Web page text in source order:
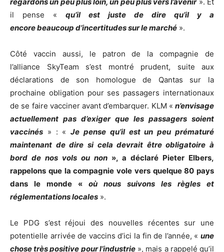
il pense « qu’il est juste de dire qu’il y a
encore beaucoup d’incertitudes sur le marché ».
Côté vaccin aussi, le patron de la compagnie de
l’alliance SkyTeam s’est montré prudent, suite aux
déclarations de son homologue de Qantas sur la
prochaine obligation pour ses passagers internationaux
de se faire vacciner avant d’embarquer. KLM « n’envisage
actuellement pas d’exiger que les passagers soient
vaccinés » : «Je pense qu’il est un peu prématuré
maintenant de dire si cela devrait être obligatoire à
bord de nos vols ou non », a déclaré Pieter Elbers,
rappelons que la compagnie vole vers quelque 80 pays
dans le monde « où nous suivons les règles et
réglementations locales ».
Le PDG s’est réjoui des nouvelles récentes sur une
potentielle arrivée de vaccins d’ici la fin de l’année, « une
chose très positive pour l’industrie», mais a rappelé qu’il